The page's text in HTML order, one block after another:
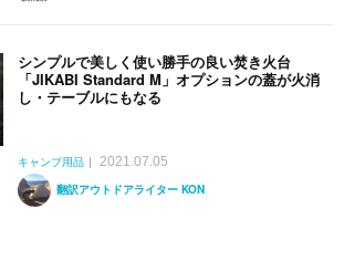
シンプルで美しく使い勝手の良い焚き火台
「JIKABI Standard M」オプションの蓋が火消
し・テーブルにもなる
キャンプ用品
2021.07.05
翻訳アウトドアライター KON